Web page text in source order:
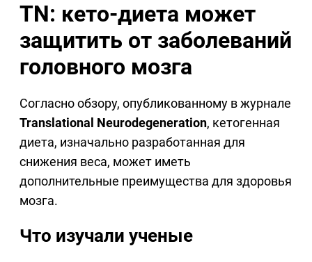
TN: кето-диета может
защитить от заболеваний
головного мозга
Согласно обзору, опубликованному в журнале
Translational Neurodegeneration, кетогенная
диета, изначально разработанная для
снижения веса, может иметь
дополнительные преимущества для здоровья
мозга.
Что изучали ученые